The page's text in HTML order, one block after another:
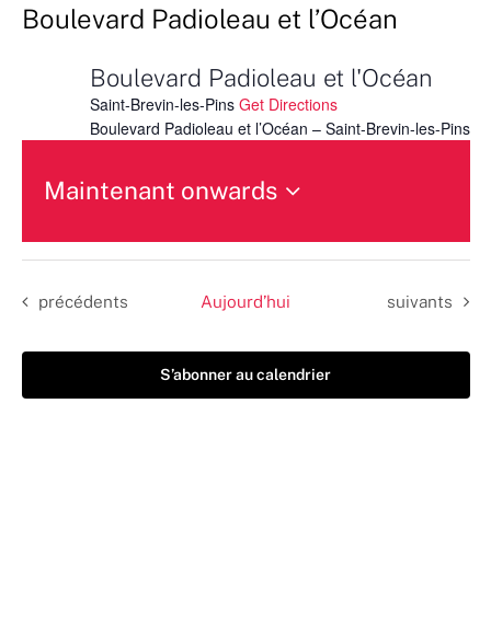
Boulevard Padioleau et l’Océan
Boulevard Padioleau et l'Océan
Saint-Brevin-les-Pins Get Directions
Boulevard Padioleau et l’Océan – Saint-Brevin-les-Pins
Maintenant onwards
une
date.
Évènements
précédents Aujourd’hui Évènements
suivants
S’abonner au calendrier